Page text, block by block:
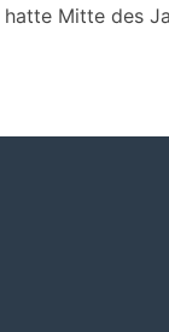
hatte Mitte des